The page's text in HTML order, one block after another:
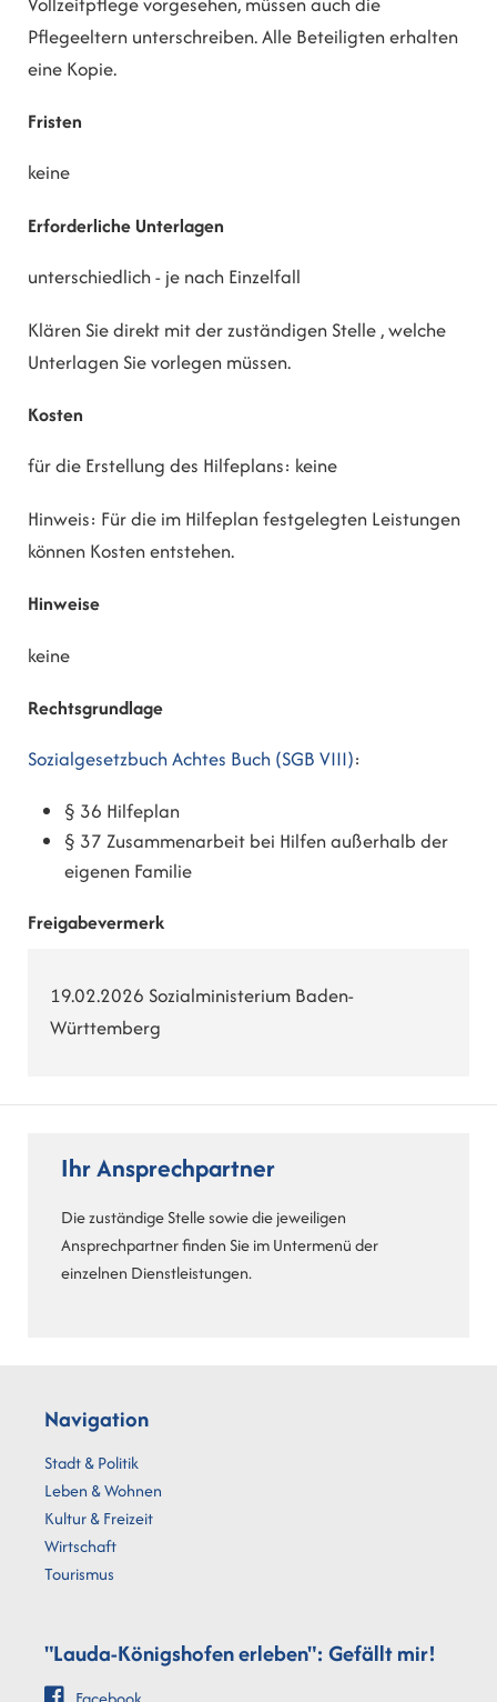
Pflegeeltern unterschreiben. Alle Beteiligten erhalten
eine Kopie.
Fristen
keine
Erforderliche Unterlagen
unterschiedlich - je nach Einzelfall
Klären Sie direkt mit der zuständigen Stelle , welche
Unterlagen Sie vorlegen müssen.
Kosten
für die Erstellung des Hilfeplans: keine
Hinweis: Für die im Hilfeplan festgelegten Leistungen
können Kosten entstehen.
Hinweise
keine
Rechtsgrundlage
Sozialgesetzbuch Achtes Buch (SGB VIII):
§ 36 Hilfeplan
§ 37 Zusammenarbeit bei Hilfen außerhalb der
eigenen Familie
Freigabevermerk
19.02.2026 Sozialministerium Baden-
Württemberg
Ihr Ansprechpartner
Die zuständige Stelle sowie die jeweiligen
Ansprechpartner finden Sie im Untermenü der
einzelnen Dienstleistungen.
Navigation
Stadt & Politik
Leben & Wohnen
Kultur & Freizeit
Wirtschaft
Tourismus
"Lauda-Königshofen erleben": Gefällt mir!